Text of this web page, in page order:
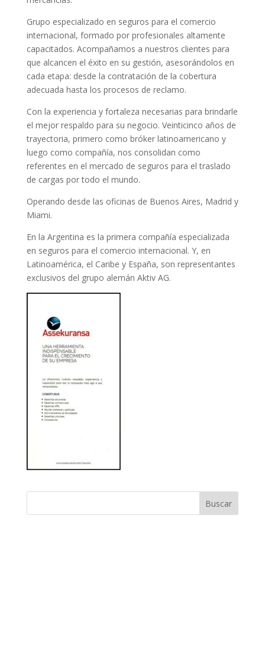
Grupo especializado en seguros para el comercio
internacional, formado por profesionales altamente
capacitados. Acompañamos a nuestros clientes para
que alcancen el éxito en su gestión, asesorándolos en
cada etapa: desde la contratación de la cobertura
adecuada hasta los procesos de reclamo.
Con la experiencia y fortaleza necesarias para brindarle
el mejor respaldo para su negocio. Veinticinco años de
trayectoria, primero como bróker latinoamericano y
luego como compañía, nos consolidan como
referentes en el mercado de seguros para el traslado
de cargas por todo el mundo.
Operando desde las oficinas de Buenos Aires, Madrid y
Miami.
En la Argentina es la primera compañía especializada
en seguros para el comercio internacional. Y, en
Latinoamérica, el Caribe y España, son representantes
exclusivos del grupo alemán Aktiv AG.